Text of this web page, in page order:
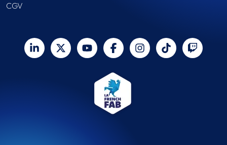
CGV